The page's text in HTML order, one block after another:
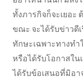
ทั้งภารกิจก็จะเยอะ
ขณะ จะได้รับข่าวดี
ทักษะเฉพาะทางทำ
หรือได้รับโอกาสใ
ได้รับข้อเสนอที่มิอ